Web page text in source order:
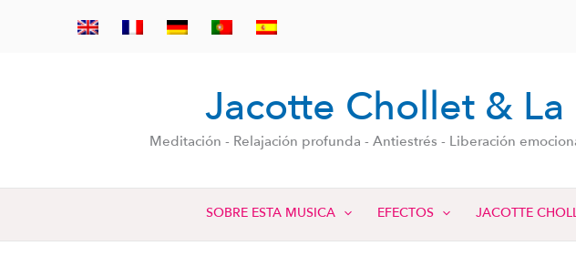
Jacotte Chollet &
Meditación - Relajación profunda - Antiestrés - Liberación
SOBRE ESTA MUSICA EFECTOS JACOTTE